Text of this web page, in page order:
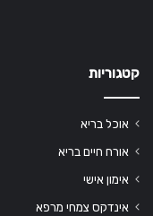
קטגוריות
אוכל בריא
אורח חיים בריא
אימון אישי
אינדקס צמחי מרפא